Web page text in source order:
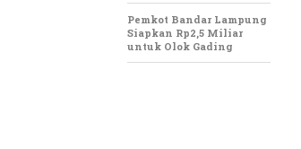
Pemkot Bandar Lampung
Siapkan Rp2,5 Miliar
untuk Olok Gading